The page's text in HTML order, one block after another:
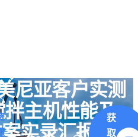
获
取
尼亚客户实测
拌主机性能及
实录汇报